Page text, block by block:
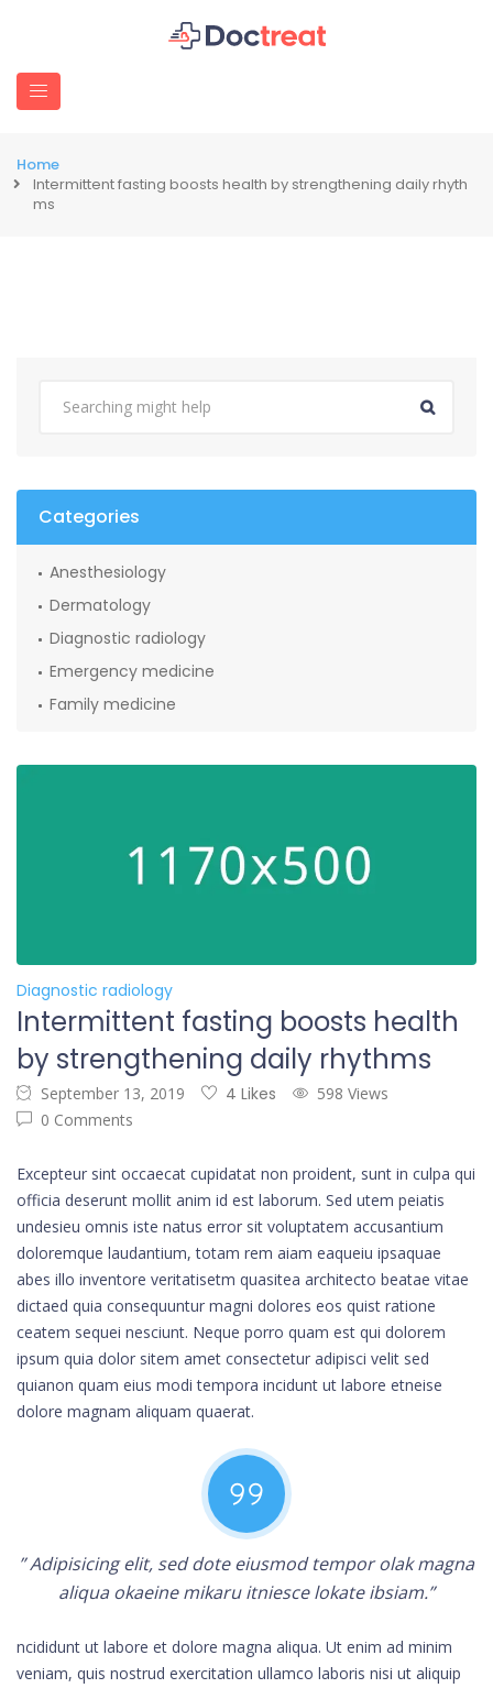
Home
Intermittent fasting boosts health by strengthening daily rhyth
ms
Diagnostic radiology
Intermittent fasting boosts health
by strengthening daily rhythms
September 13, 2019 4 Likes
598 Views
0 Comments
Excepteur sint occaecat cupidatat non proident, sunt in culpa qui
officia deserunt mollit anim id est laborum. Sed utem peiatis
undesieu omnis iste natus error sit voluptatem accusantium
doloremque laudantium, totam rem aiam eaqueiu ipsaquae
abes illo inventore veritatisetm quasitea architecto beatae vitae
dictaed quia consequuntur magni dolores eos quist ratione
ceatem sequei nesciunt. Neque porro quam est qui dolorem
ipsum quia dolor sitem amet consectetur adipisci velit sed
quianon quam eius modi tempora incidunt ut labore etneise
dolore magnam aliquam quaerat.
” Adipisicing elit, sed dote eiusmod tempor olak magna
aliqua okaeine mikaru itniesce lokate ibsiam.”
ncididunt ut labore et dolore magna aliqua. Ut enim ad minim
veniam, quis nostrud exercitation ullamco laboris nisi ut aliquip
Categories
Anesthesiology
Dermatology
Diagnostic radiology
Emergency medicine
Family medicine